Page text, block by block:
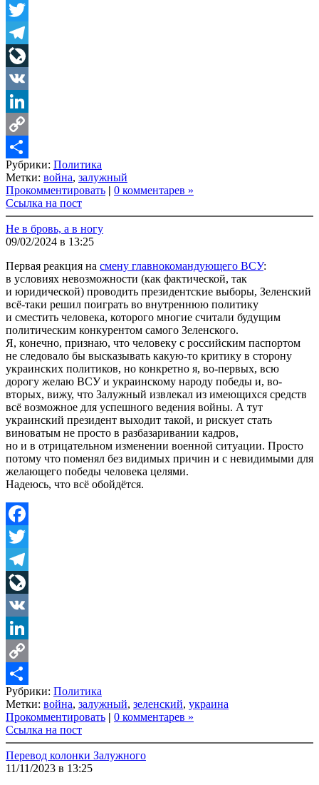
Facebook
Twitter
Telegram
LiveJournal
VK
LinkedIn
Copy
Link
Share
Рубрики: Политика
Метки: война, залужный
Прокомментировать | 0 комментарев »
Ссылка на пост
Не в бровь, а в ногу
09/02/2024 в 13:25
Первая реакция на смену главнокомандующего ВСУ:
в условиях невозможности (как фактической, так
и юридической) проводить президентские выборы, Зеленский
всё-таки решил поиграть во внутреннюю политику
и сместить человека, которого многие считали будущим
политическим конкурентом самого Зеленского.
Я, конечно, признаю, что человеку с российским паспортом
не следовало бы высказывать какую-то критику в сторону
украинских политиков, но конкретно я, во-первых, всю
дорогу желаю ВСУ и украинскому народу победы и, во-
вторых, вижу, что Залужный извлекал из имеющихся средств
всё возможное для успешного ведения войны. А тут
украинский президент выходит такой, и рискует стать
виноватым не просто в разбазаривании кадров,
но и в отрицательном изменении военной ситуации. Просто
потому что поменял без видимых причин и с невидимыми для
желающего победы человека целями.
Надеюсь, что всё обойдётся.
Facebook
Twitter
Telegram
LiveJournal
VK
LinkedIn
Copy
Link
Share
Рубрики: Политика
Метки: война, залужный, зеленский, украина
Прокомментировать | 0 комментарев »
Ссылка на пост
Перевод колонки Залужного
11/11/2023 в 13:25